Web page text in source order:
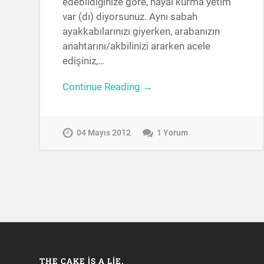
var (dı) diyorsunuz. Aynı sabah
ayakkabılarınızı giyerken, arabanızın
anahtarını/akbilinizi ararken acele
edişiniz,…
Continue Reading →
04 Mayıs 2012 1 Yorum
THE CAKE IS A LIE.